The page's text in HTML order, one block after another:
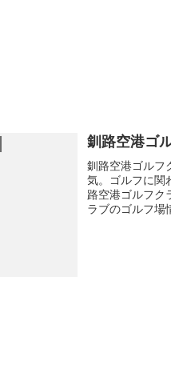
釧路空港ゴ
釧路空港ゴルフ
気。ゴルフに関
路空港ゴルフク
ラブのゴルフ場